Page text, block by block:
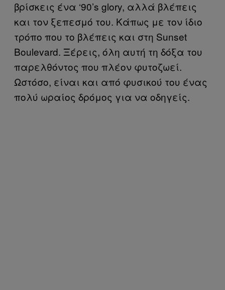
βρίσκεις ένα ‘90’s glory, αλλά βλέπεις
και τον ξεπεσμό του. Κάπως με τον ίδιο
τρόπο που το βλέπεις και στη Sunset
Boulevard. Ξέρεις, όλη αυτή τη δόξα του
παρελθόντος που πλέον φυτοζωεί.
Ωστόσο, είναι και από φυσικού του ένας
πολύ ωραίος δρόμος για να οδηγείς.